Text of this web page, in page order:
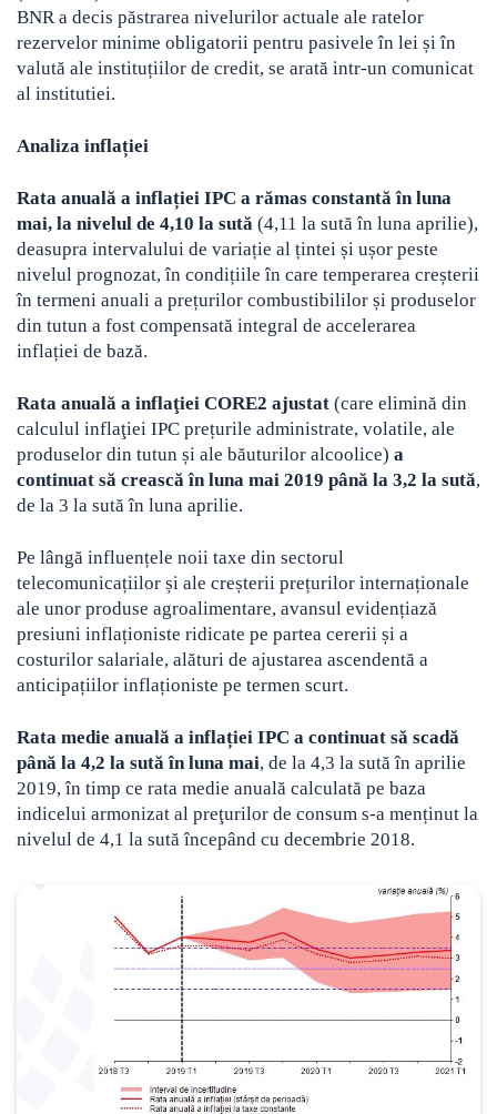
BNR a decis păstrarea nivelurilor actuale ale ratelor
rezervelor minime obligatorii pentru pasivele în lei și în
valută ale instituțiilor de credit, se arată intr-un comunicat
al institutiei.
Analiza inflației
Rata anuală a inflației IPC a rămas constantă în luna
mai, la nivelul de 4,10 la sută (4,11 la sută în luna aprilie),
deasupra intervalului de variație al țintei și ușor peste
nivelul prognozat, în condițiile în care temperarea creșterii
în termeni anuali a prețurilor combustibililor și produselor
din tutun a fost compensată integral de accelerarea
inflației de bază.
Rata anuală a inflaţiei CORE2 ajustat (care elimină din
calculul inflaţiei IPC prețurile administrate, volatile, ale
produselor din tutun și ale băuturilor alcoolice) a
continuat să crească în luna mai 2019 până la 3,2 la sută,
de la 3 la sută în luna aprilie.
Pe lângă influențele noii taxe din sectorul
telecomunicațiilor și ale creșterii prețurilor internaționale
ale unor produse agroalimentare, avansul evidențiază
presiuni inflaționiste ridicate pe partea cererii și a
costurilor salariale, alături de ajustarea ascendentă a
anticipațiilor inflaționiste pe termen scurt.
Rata medie anuală a inflației IPC a continuat să scadă
până la 4,2 la sută în luna mai, de la 4,3 la sută în aprilie
2019, în timp ce rata medie anuală calculată pe baza
indicelui armonizat al preţurilor de consum s-a menținut la
nivelul de 4,1 la sută începând cu decembrie 2018.